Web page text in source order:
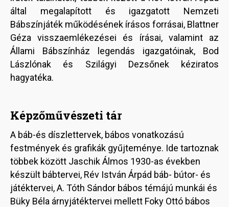
által megalapított és igazgatott Nemzeti
Bábszínjáték működésének írásos forrásai, Blattner
Géza visszaemlékezései és írásai, valamint az
Állami Bábszínház legendás igazgatóinak, Bod
Lászlónak és Szilágyi Dezsőnek kéziratos
hagyatéka.
Képzőművészeti tár
A báb-és díszlettervek, bábos vonatkozású
festmények és grafikák gyűjteménye. Ide tartoznak
többek között Jaschik Álmos 1930-as években
készült bábtervei, Rév István Árpád báb- bútor- és
játéktervei, A. Tóth Sándor bábos témájú munkái és
Büky Béla árnyjátéktervei mellett Foky Ottó bábos